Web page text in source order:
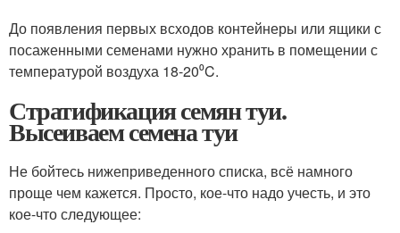
До появления первых всходов контейнеры или ящики с
посаженными семенами нужно хранить в помещении с
температурой воздуха 18-20⁰C.
Стратификация семян туи.
Высеиваем семена туи
Не бойтесь нижеприведенного списка, всё намного
проще чем кажется. Просто, кое-что надо учесть, и это
кое-что следующее: